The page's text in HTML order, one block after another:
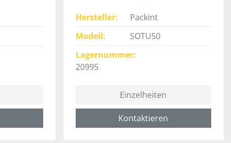
Hersteller
Packint
Modell
SOTU50
Lagernummer
20995
Einzelheiten
Kontaktieren